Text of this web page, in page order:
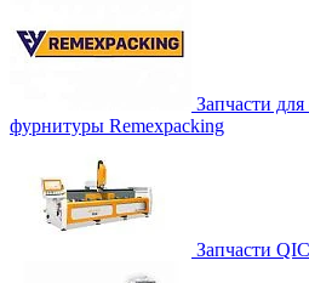
Запчасти
фурнитуры Remexpacking
Запчасти